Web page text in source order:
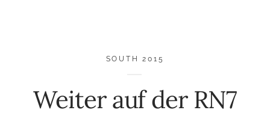
SOUTH 2015
Weiter auf der RN7